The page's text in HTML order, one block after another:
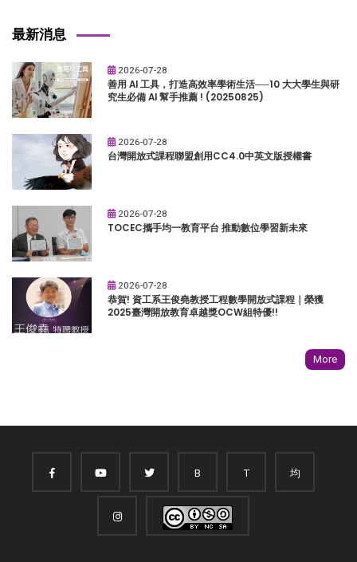
最新消息
2026-07-28
善用 AI 工具，打造高效率學術生活──10 大大學生與研
究生必備 AI 幫手推薦 ! (20250825)
2026-07-28
台灣開放式課程聯盟創用CC4.0中英文版授權書
2026-07-28
TOCEC攜手均一教育平台 推動數位學習新未來
2026-07-28
恭賀! 資工系王俊堯教授工程數學開放式課程｜榮獲
2025臺灣開放教育卓越獎OCW組特優!!
More
B T 均